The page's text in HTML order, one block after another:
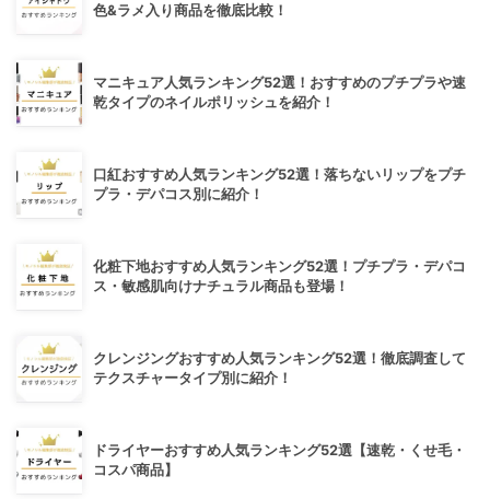
色&ラメ入り商品を徹底比較！
マニキュア人気ランキング52選！おすすめのプチプラや速
乾タイプのネイルポリッシュを紹介！
口紅おすすめ人気ランキング52選！落ちないリップをプチ
プラ・デパコス別に紹介！
化粧下地おすすめ人気ランキング52選！プチプラ・デパコ
ス・敏感肌向けナチュラル商品も登場！
クレンジングおすすめ人気ランキング52選！徹底調査して
テクスチャータイプ別に紹介！
ドライヤーおすすめ人気ランキング52選【速乾・くせ毛・
コスパ商品】